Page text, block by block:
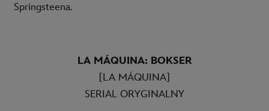
Springsteena.
LA MÁQUINA: BOKSER
[LA MÁQUINA]
SERIAL ORYGINALNY